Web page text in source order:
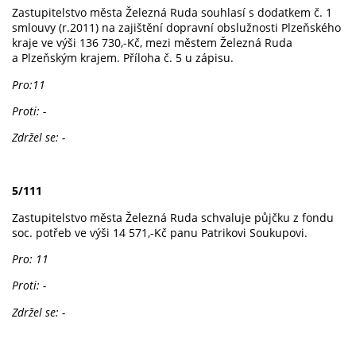
Zastupitelstvo města Železná Ruda souhlasí s dodatkem č. 1
smlouvy (r.2011) na zajištění dopravní obslužnosti Plzeňského
kraje ve výši 136 730,-Kč, mezi městem Železná Ruda
a Plzeňským krajem. Příloha č. 5 u zápisu.
Pro:11
Proti: -
Zdržel se: -
5/111
Zastupitelstvo města Železná Ruda schvaluje půjčku z fondu
soc. potřeb ve výši 14 571,-Kč panu Patrikovi Soukupovi.
Pro: 11
Proti: -
Zdržel se: -